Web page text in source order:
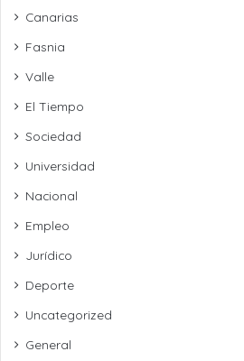
Canarias
Fasnia
Valle
El Tiempo
Sociedad
Universidad
Nacional
Empleo
Jurídico
Deporte
Uncategorized
General